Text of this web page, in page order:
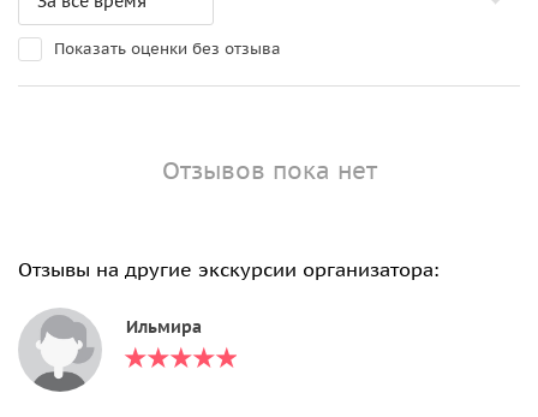
Показать оценки без отзыва
Отзывов пока нет
Отзывы на другие экскурсии организатора:
Ильмира